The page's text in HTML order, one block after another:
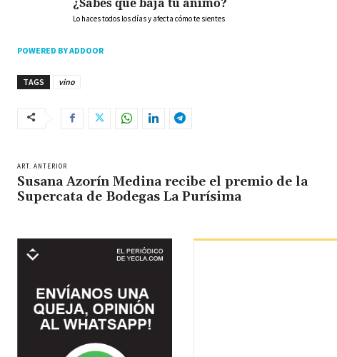
Lo haces todos los días y afecta cómo te sientes
POWERED BY ADDOOR
TAGS vino
ART. ANTERIOR
Susana Azorín Medina recibe el premio de la
Supercata de Bodegas La Purísima